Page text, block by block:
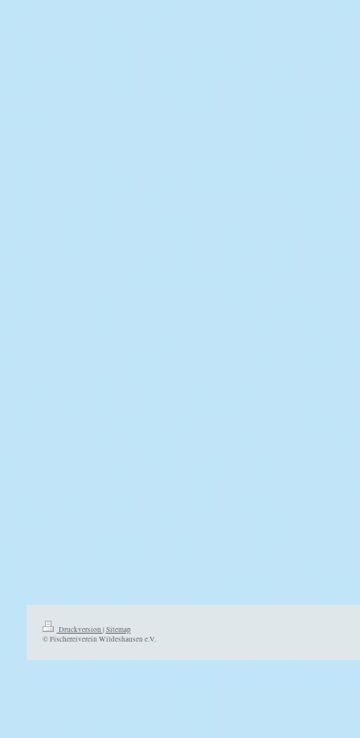
Druckversion |Sitemap
© Fischereiverein Wildeshausen e.V.